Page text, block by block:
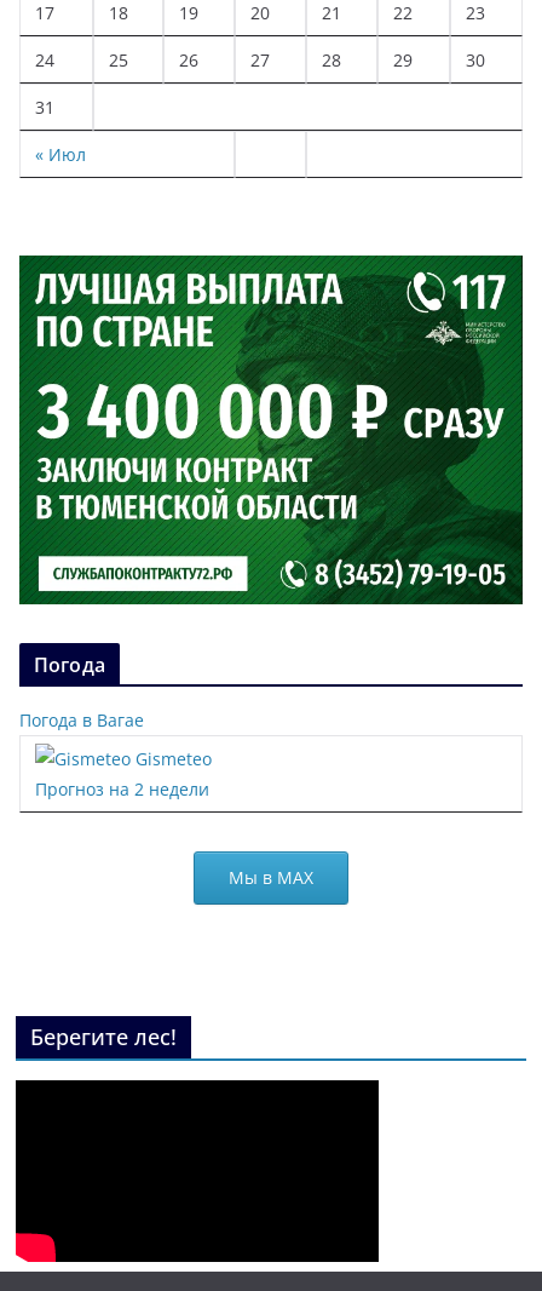
« Июл
17 18 19 20 21 22 23
24 25 26 27 28 29 30
31
Погода
Погода в Вагае
Gismeteo
Прогноз на 2 недели
Мы в МАХ
Берегите лес!